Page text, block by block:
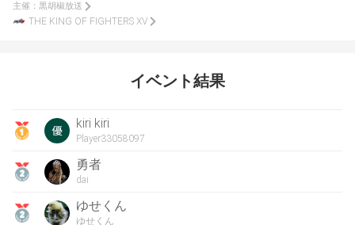
主催： 黒胡椒放送
THE KING OF FIGHTERS XV
イベント結果
kiri kiri
Player33058097
勇者
dai
ゆせくん
ゆせくん